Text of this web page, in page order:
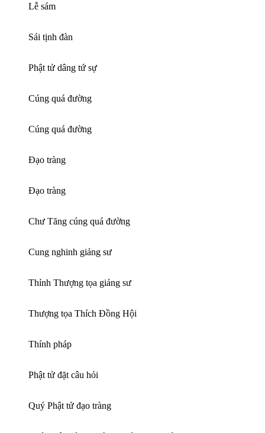
Lễ sám
Sái tịnh đàn
Phật tử dâng tứ sự
Cúng quá đường
Cúng quá đường
Đạo tràng
Đạo tràng
Chư Tăng cúng quá đường
Cung nghinh giảng sư
Thỉnh Thượng tọa giảng sư
Thượng tọa Thích Đồng Hội
Thính pháp
Phật tử đặt câu hỏi
Quý Phật tử đạo tràng